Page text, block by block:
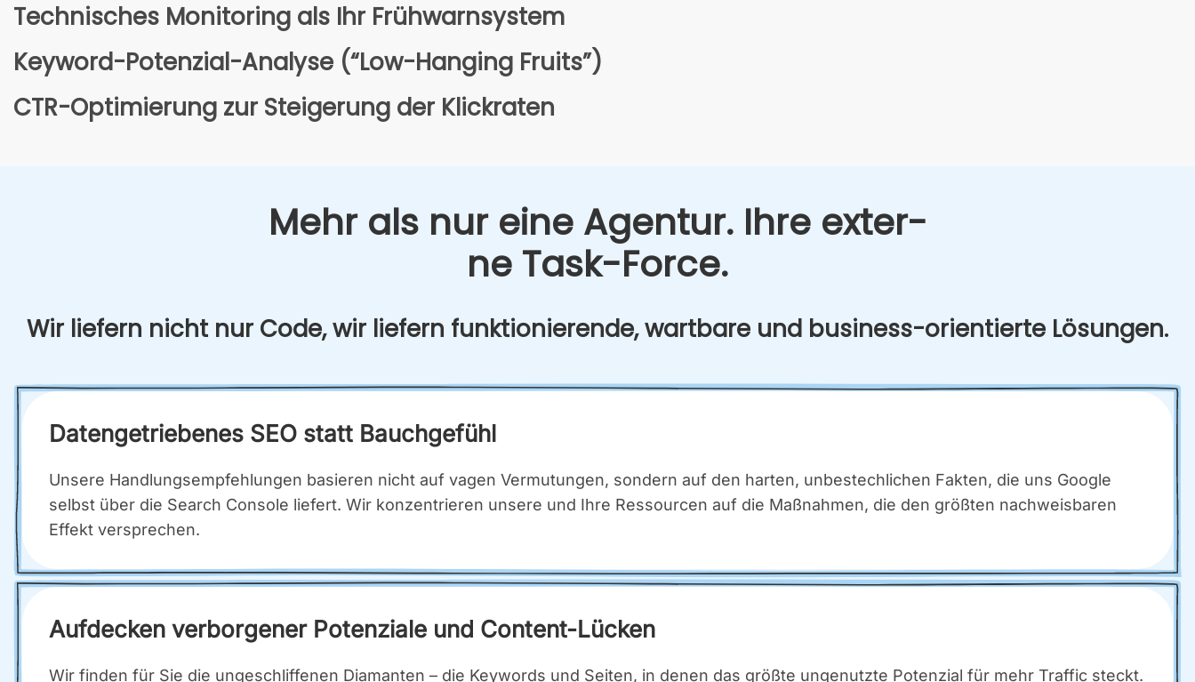
Tech­ni­sches Moni­to­ring als Ihr Früh­warn­sys­tem
Key­word-Poten­zi­al-Ana­ly­se (“Low-Han­ging Fruits”)
CTR-Opti­mie­rung zur Stei­ge­rung der Klick­ra­ten
Mehr als nur eine Agen­tur. Ihre exter­
ne Task-Force.
Wir lie­fern nicht nur Code, wir lie­fern funk­tio­nie­ren­de, wart­ba­re und busi­ness-ori­en­tier­te Lösun­gen.
Daten­ge­trie­be­nes SEO statt Bauch­ge­fühl
Unse­re Hand­lungs­emp­feh­lun­gen basie­ren nicht auf vagen Ver­mu­tun­gen, son­dern auf den har­ten, unbe­stech­li­chen Fak­ten, die uns Goog­le
selbst über die Search Con­so­le lie­fert. Wir kon­zen­trie­ren unse­re und Ihre Res­sour­cen auf die Maß­nah­men, die den größ­ten nach­weis­ba­ren
Effekt ver­spre­chen.
Auf­de­cken ver­bor­ge­ner Poten­zia­le und Con­tent-Lücken
Wir fin­den für Sie die unge­schlif­fe­nen Dia­man­ten – die Key­words und Sei­ten, in denen das größ­te unge­nutz­te Poten­zi­al für mehr Traf­fic steckt.